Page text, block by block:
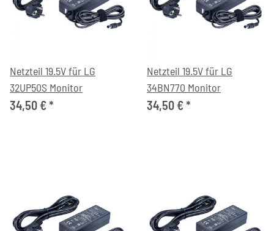
Netzteil 19.5V für LG
32UP50S Monitor
34,50 €*
Netzteil 19.5V für LG
34BN770 Monitor
34,50 €*